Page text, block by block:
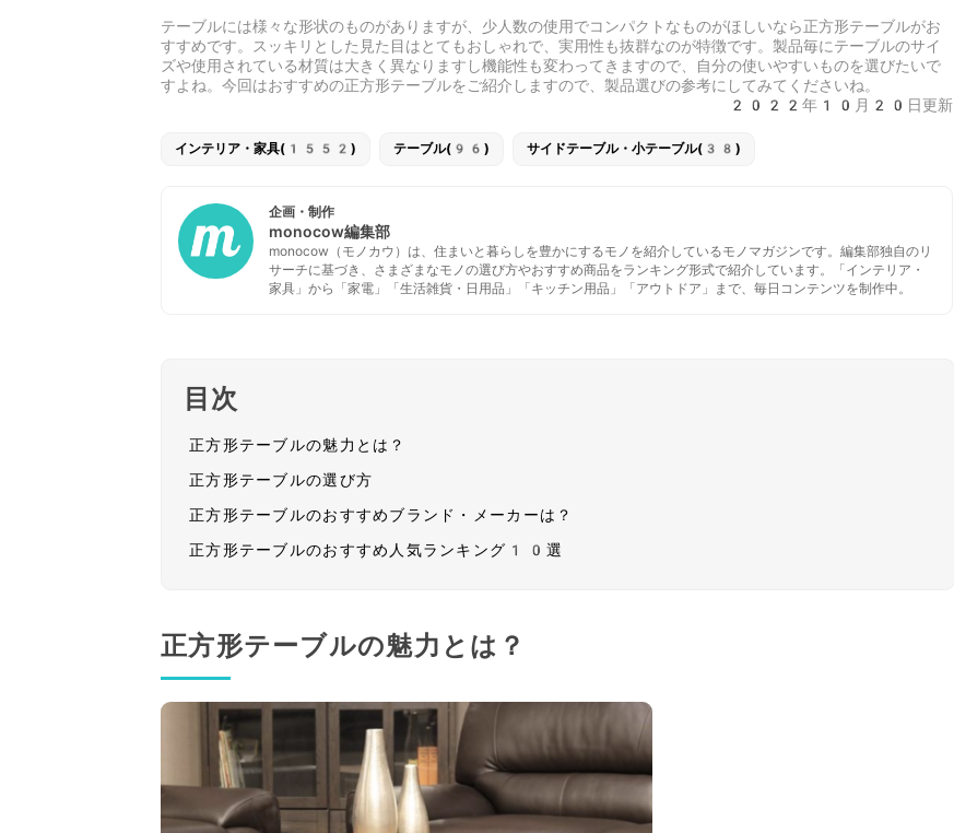
テーブルには様々な形状のものがありますが、少人数の使用でコンパクトなものがほしいなら正方形テーブルがお
すすめです。スッキリとした見た目はとてもおしゃれで、実用性も抜群なのが特徴です。製品毎にテーブルのサイ
ズや使用されている材質は大きく異なりますし機能性も変わってきますので、自分の使いやすいものを選びたいで
すよね。今回はおすすめの正方形テーブルをご紹介しますので、製品選びの参考にしてみてくださいね。
2022年10月20日更新
インテリア・家具(1552) テーブル(96) サイドテーブル・小テーブル(38)
企画・制作
monocow編集部
monocow（モノカウ）は、住まいと暮らしを豊かにするモノを紹介しているモノマガジンです。編集部独自のリ
サーチに基づき、さまざまなモノの選び方やおすすめ商品をランキング形式で紹介しています。「インテリア・
家具」から「家電」「生活雑貨・日用品」「キッチン用品」「アウトドア」まで、毎日コンテンツを制作中。
目次
正方形テーブルの魅力とは？
正方形テーブルの選び方
正方形テーブルのおすすめブランド・メーカーは？
正方形テーブルのおすすめ人気ランキング10選
正方形テーブルの魅力とは？